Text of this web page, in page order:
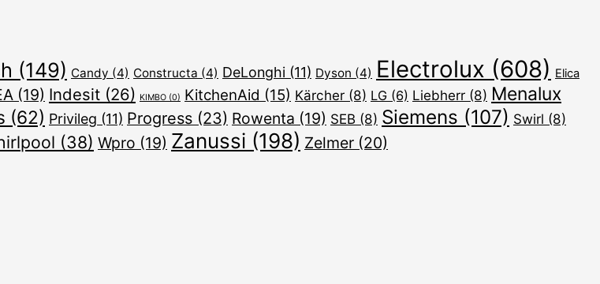
(149) Candy (4) Constructa (4) DeLonghi (11) Dyson (4) Electrolux (608) Elica
(19) Indesit (26) KIMBO (0) KitchenAid (15) Kärcher (8) LG (6) Liebherr (8) Menalux
(62) Privileg (11) Progress (23) Rowenta (19) SEB (8) Siemens (107) Swirl (8)
(38) Wpro (19) Zanussi (198) Zelmer (20)